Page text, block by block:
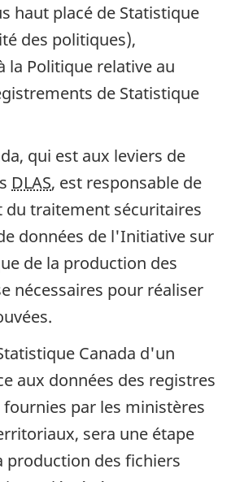
haut placé de Statistique
des politiques),
la Politique relative au
de Statistique
qui est aux leviers de
DLAS, est responsable de
du traitement sécuritaires
données de l'Initiative sur
de la production des
nécessaires pour réaliser
Canada d'un
aux données des registres
par les ministères
sera une étape
production des fichiers